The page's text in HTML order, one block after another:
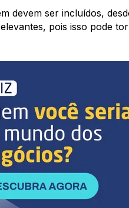
devem ser incluídos,
pois isso pode